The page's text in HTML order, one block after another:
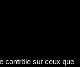
contrôle sur ceux que